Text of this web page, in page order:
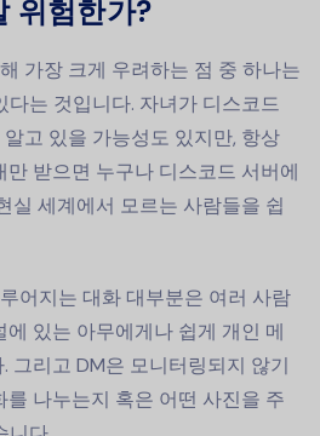
위험한가?
가장 크게 우려하는 점 중 하나는
다는 것입니다. 자녀가 디스코드
고 있을 가능성도 있지만, 항상
만 받으면 누구나 디스코드 서버에
실 세계에서 모르는 사람들을 쉽
어지는 대화 대부분은 여러 사람
있는 아무에게나 쉽게 개인 메
그리고 DM은 모니터링되지 않기
나누는지 혹은 어떤 사진을 주